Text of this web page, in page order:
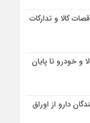
کالا و تدارکات
و خودرو تا پایان
دارو از اوراق